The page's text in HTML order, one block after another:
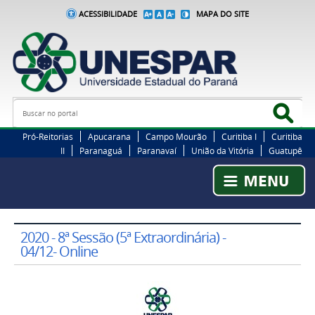
ACESSIBILIDADE MAPA DO SITE
Busca
Pró-Reitorias Apucarana Campo Mourão Curitiba I
Curitiba
II
Paranaguá Paranavaí União da Vitória Guatupê
2020 - 8ª Sessão (5ª Extraordinária) -
04/12- Online